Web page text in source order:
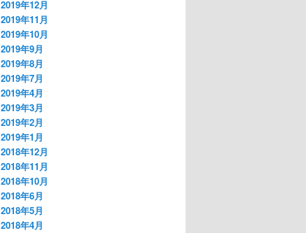
2019年12月
2019年11月
2019年10月
2019年9月
2019年8月
2019年7月
2019年4月
2019年3月
2019年2月
2019年1月
2018年12月
2018年11月
2018年10月
2018年6月
2018年5月
2018年4月